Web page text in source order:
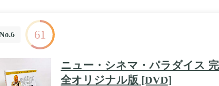
61
ニュー・シネマ・パラダイス 完
全オリジナル版 [DVD]